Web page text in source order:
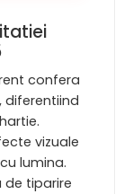
confera
vizuale
lumina.
de tiparire